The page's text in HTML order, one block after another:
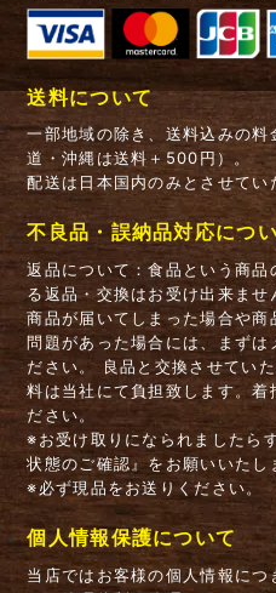
送料について
一部地域の除き、送料込みの
道・沖縄は送料＋500円）。
配送は日本国内のみとさせてい
不良品・誤納品対応につ
返品について：食品という商
る返品・交換はお受け出来ませ
商品が届いてしまった場合や
問題があった場合には、まずは
ださい。 良品と交換させてい
料は当社にて負担致します。
ださい。
※お受け取りになられましたら
状態のご確認』をお願いいたし
※必ず現品をお送りください。
個人情報保護について
当店ではお客様の個人情報に